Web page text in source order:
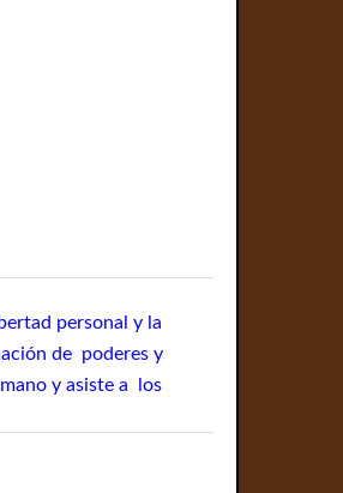
personal y la
de poderes y
y asiste a los